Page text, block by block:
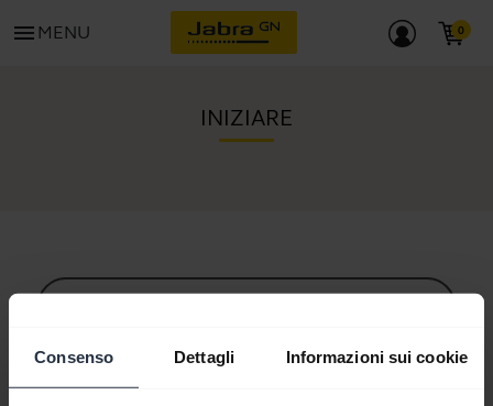
Consenso Dettagli Informazioni sui cookie
menu MENU
INIZIARE